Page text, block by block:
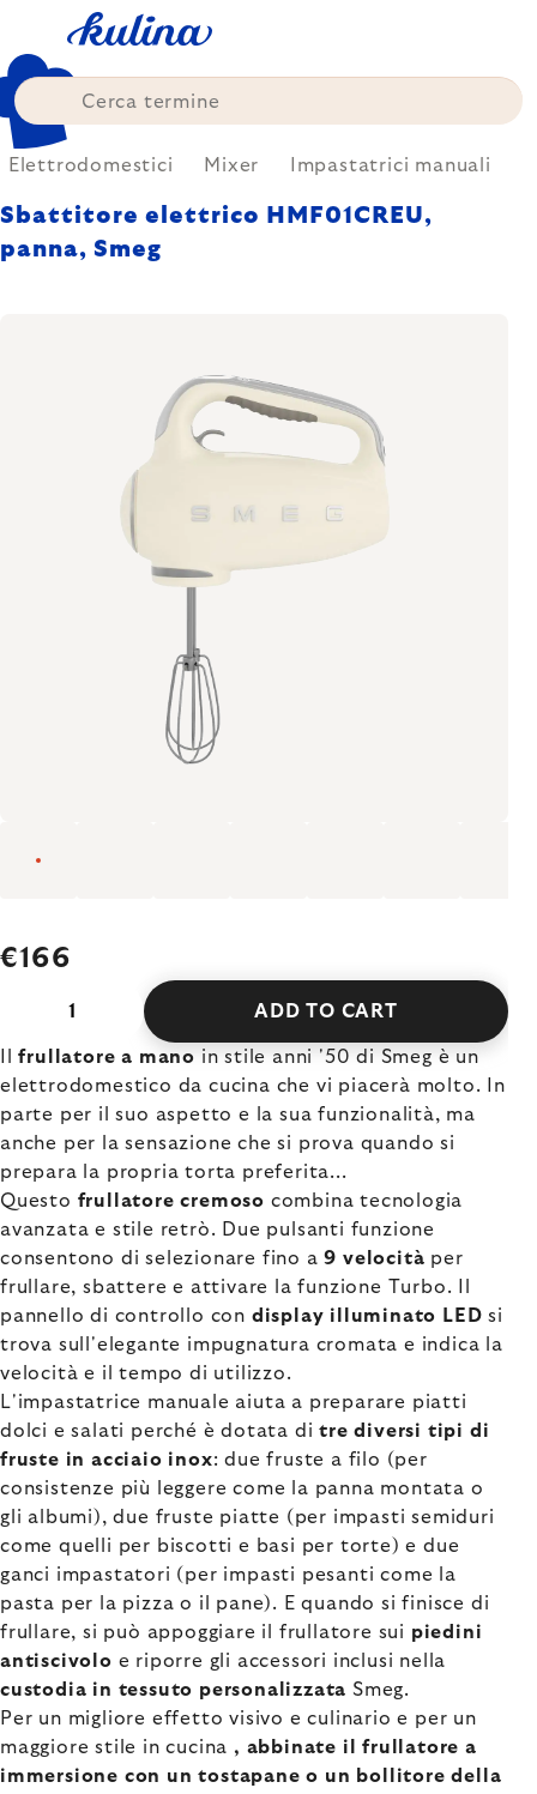
content
Elettrodomestici Mixer Impastatrici manuali
Sbattitore elettrico HMF01CREU,
panna, Smeg
€166
ADD TO CART
Ilfrullatore a mano in stile anni '50 di Smeg è un
elettrodomestico da cucina che vi piacerà molto. In
parte per il suo aspetto e la sua funzionalità, ma
anche per la sensazione che si prova quando si
prepara la propria torta preferita...
Questo frullatore cremoso combina tecnologia
avanzata e stile retrò. Due pulsanti funzione
consentono di selezionare fino a9 velocità per
frullare, sbattere e attivare la funzione Turbo. Il
pannello di controllo con display illuminato LEDsi
trova sull'elegante impugnatura cromata e indica la
velocità e il tempo di utilizzo.
L'impastatrice manuale aiuta a preparare piatti
dolci e salati perché è dotata ditre diversi tipi di
fruste in acciaio inox: due fruste a filo (per
consistenze più leggere come la panna montata o
gli albumi), due fruste piatte (per impasti semiduri
come quelli per biscotti e basi per torte) e due
ganci impastatori (per impasti pesanti come la
pasta per la pizza o il pane). E quando si finisce di
frullare, si può appoggiare il frullatore sui piedini
antiscivolo e riporre gli accessori inclusi nella
custodia in tessuto personalizzata Smeg.
Per un migliore effetto visivo e culinario e per un
maggiore stile in cucina , abbinate il frullatore a
immersione con un tostapane o un bollitore della